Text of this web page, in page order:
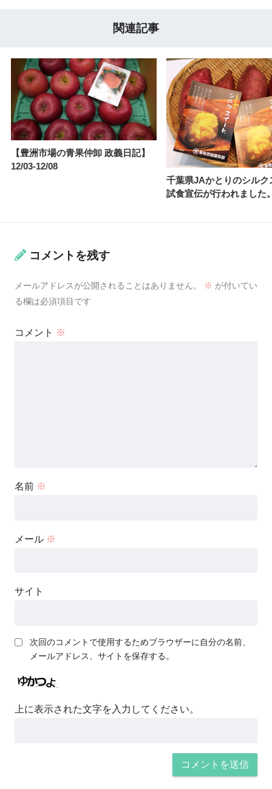
関連記事
【豊洲市場の青果仲卸 政義日記】
12/03-12/08
千葉県JAかとりのシルク
試食宣伝が行われました
コメントを残す
メールアドレスが公開されることはありません。 ※ が付いてい
る欄は必須項目です
コメント ※
名前 ※
メール ※
サイト
次回のコメントで使用するためブラウザーに自分の名前、
メールアドレス、サイトを保存する。
上に表示された文字を入力してください。